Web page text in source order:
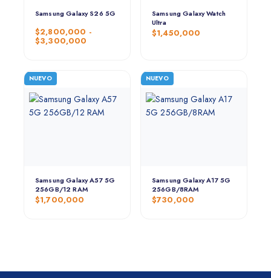
Samsung Galaxy S26 5G
$2,800,000 -
$3,300,000
Samsung Galaxy Watch
Ultra
$1,450,000
NUEVO
Samsung Galaxy A57 5G
256GB/12 RAM
$1,700,000
NUEVO
Samsung Galaxy A17 5G
256GB/8RAM
$730,000